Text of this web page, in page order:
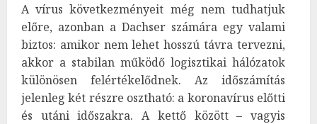
A vírus következményeit még nem tudhatjuk
előre, azonban a Dachser számára egy valami
biztos: amikor nem lehet hosszú távra tervezni,
akkor a stabilan működő logisztikai hálózatok
különösen felértékelődnek. Az időszámítás
jelenleg két részre osztható: a koronavírus előtti
és utáni időszakra. A kettő között – vagyis